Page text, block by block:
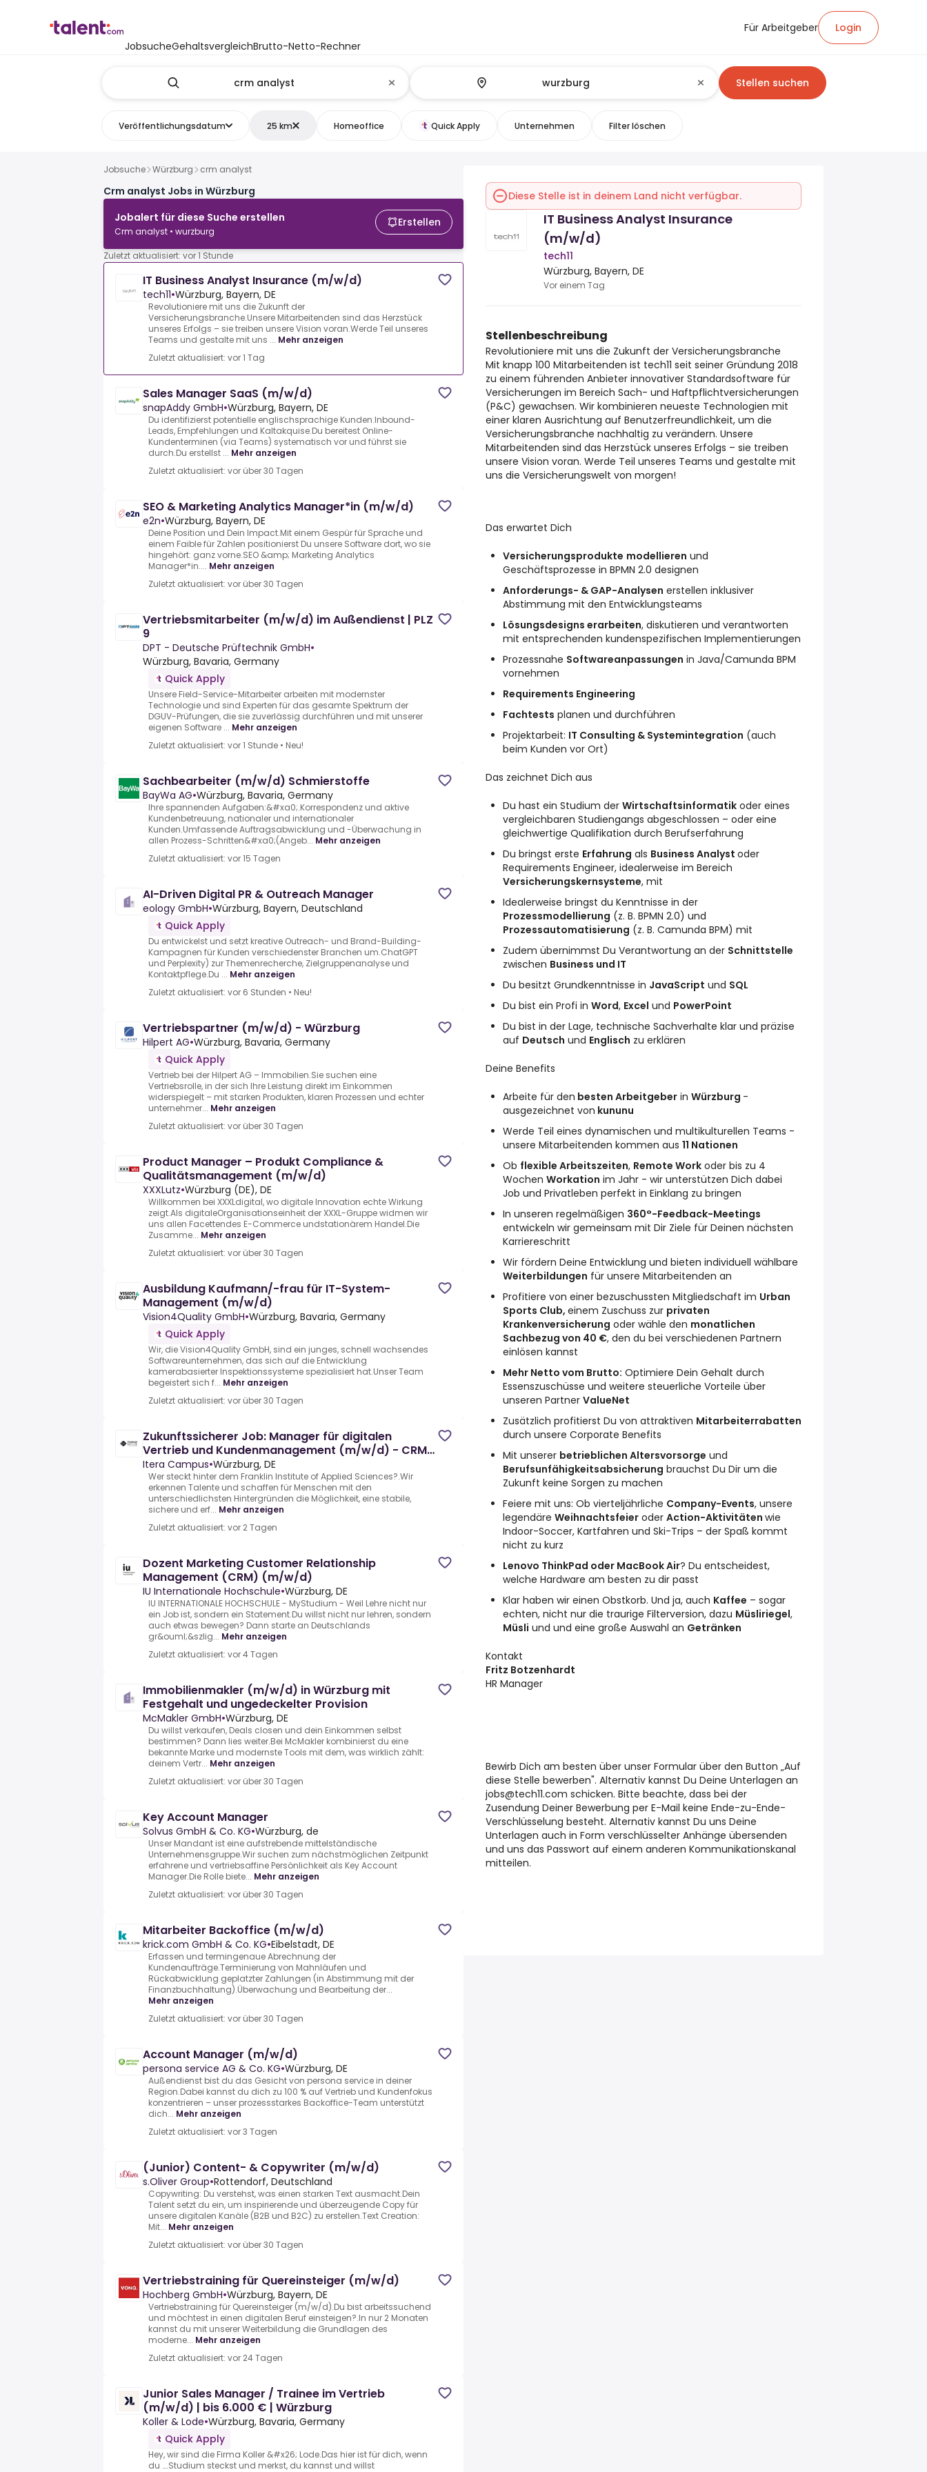
JobsucheGehaltsvergleichBrutto-Netto-Rechner
Für Arbeitgeber Login
Stellen suchen
Veröffentlichungsdatum 25 km Homeoffice Quick Apply Unternehmen Filter löschen
Jobsuche Würzburg crm analyst
Crm analyst Jobs in Würzburg
Jobalert für diese Suche erstellen
Crm analyst • wurzburg
Erstellen
Zuletzt aktualisiert: vor 1 Stunde
IT Business Analyst Insurance (m/w/d)
tech11•Würzburg, Bayern, DE
Revolutioniere mit uns die Zukunft der
Versicherungsbranche.Unsere Mitarbeitenden sind das Herzstück
unseres Erfolgs – sie treiben unsere Vision voran.Werde Teil unseres
Teams und gestalte mit uns ... Mehr anzeigen
Zuletzt aktualisiert: vor 1 Tag
Sales Manager SaaS (m/w/d)
snapAddy GmbH•Würzburg, Bayern, DE
Du identifizierst potentielle englischsprachige Kunden.Inbound-
Leads, Empfehlungen und Kaltakquise.Du bereitest Online-
Kundenterminen (via Teams) systematisch vor und führst sie
durch.Du erstellst ... Mehr anzeigen
Zuletzt aktualisiert: vor über 30 Tagen
SEO & Marketing Analytics Manager*in (m/w/d)
e2n•Würzburg, Bayern, DE
Deine Position und Dein Impact.Mit einem Gespür für Sprache und
einem Faible für Zahlen positionierst Du unsere Software dort, wo sie
hingehört: ganz vorne.SEO &amp; Marketing Analytics
Manager*in.... Mehr anzeigen
Zuletzt aktualisiert: vor über 30 Tagen
Vertriebsmitarbeiter (m/w/d) im Außendienst | PLZ
9
DPT - Deutsche Prüftechnik GmbH•
Würzburg, Bavaria, Germany
Quick Apply
Unsere Field-Service-Mitarbeiter arbeiten mit modernster
Technologie und sind Experten für das gesamte Spektrum der
DGUV-Prüfungen, die sie zuverlässig durchführen und mit unserer
eigenen Software ... Mehr anzeigen
Zuletzt aktualisiert: vor 1 Stunde • Neu!
Sachbearbeiter (m/w/d) Schmierstoffe
BayWa AG•Würzburg, Bavaria, Germany
Ihre spannenden Aufgaben:&#xa0;.Korrespondenz und aktive
Kundenbetreuung, nationaler und internationaler
Kunden.Umfassende Auftragsabwicklung und -Überwachung in
allen Prozess-Schritten&#xa0;(Angeb... Mehr anzeigen
Zuletzt aktualisiert: vor 15 Tagen
AI-Driven Digital PR & Outreach Manager
eology GmbH•Würzburg, Bayern, Deutschland
Quick Apply
Du entwickelst und setzt kreative Outreach- und Brand-Building-
Kampagnen für Kunden verschiedenster Branchen um.ChatGPT
und Perplexity) zur Themenrecherche, Zielgruppenanalyse und
Kontaktpflege.Du ... Mehr anzeigen
Zuletzt aktualisiert: vor 6 Stunden • Neu!
Vertriebspartner (m/w/d) - Würzburg
Hilpert AG•Würzburg, Bavaria, Germany
Quick Apply
Vertrieb bei der Hilpert AG – Immobilien.Sie suchen eine
Vertriebsrolle, in der sich Ihre Leistung direkt im Einkommen
widerspiegelt – mit starken Produkten, klaren Prozessen und echter
unternehmer... Mehr anzeigen
Zuletzt aktualisiert: vor über 30 Tagen
Product Manager – Produkt Compliance &
Qualitätsmanagement (m/w/d)
XXXLutz•Würzburg (DE), DE
Willkommen bei XXXLdigital, wo digitale Innovation echte Wirkung
zeigt.Als digitaleOrganisationseinheit der XXXL-Gruppe widmen wir
uns allen Facettendes E-Commerce undstationärem Handel.Die
Zusamme... Mehr anzeigen
Zuletzt aktualisiert: vor über 30 Tagen
Ausbildung Kaufmann/-frau für IT-System-
Management (m/w/d)
Vision4Quality GmbH•Würzburg, Bavaria, Germany
Quick Apply
Wir, die Vision4Quality GmbH, sind ein junges, schnell wachsendes
Softwareunternehmen, das sich auf die Entwicklung
kamerabasierter Inspektionssysteme spezialisiert hat.Unser Team
begeistert sich f... Mehr anzeigen
Zuletzt aktualisiert: vor über 30 Tagen
Zukunftssicherer Job: Manager für digitalen
Vertrieb und Kundenmanagement (m/w/d) - CRM-
Workflows &
Itera Campus•Würzburg, DE
Wer steckt hinter dem Franklin Institute of Applied Sciences?.Wir
erkennen Talente und schaffen für Menschen mit den
unterschiedlichsten Hintergründen die Möglichkeit, eine stabile,
sichere und erf... Mehr anzeigen
Zuletzt aktualisiert: vor 2 Tagen
Dozent Marketing Customer Relationship
Management (CRM) (m/w/d)
IU Internationale Hochschule•Würzburg, DE
IU INTERNATIONALE HOCHSCHULE - MyStudium - Weil Lehre nicht nur
ein Job ist, sondern ein Statement.Du willst nicht nur lehren, sondern
auch etwas bewegen? Dann starte an Deutschlands
gr&ouml;&szlig... Mehr anzeigen
Zuletzt aktualisiert: vor 4 Tagen
Immobilienmakler (m/w/d) in Würzburg mit
Festgehalt und ungedeckelter Provision
McMakler GmbH•Würzburg, DE
Du willst verkaufen, Deals closen und dein Einkommen selbst
bestimmen? Dann lies weiter.Bei McMakler kombinierst du eine
bekannte Marke und modernste Tools mit dem, was wirklich zählt:
deinem Vertr... Mehr anzeigen
Zuletzt aktualisiert: vor über 30 Tagen
Key Account Manager
Solvus GmbH & Co. KG•Würzburg, de
Unser Mandant ist eine aufstrebende mittelständische
Unternehmensgruppe.Wir suchen zum nächstmöglichen Zeitpunkt
erfahrene und vertriebsaffine Persönlichkeit als Key Account
Manager.Die Rolle biete... Mehr anzeigen
Zuletzt aktualisiert: vor über 30 Tagen
Mitarbeiter Backoffice (m/w/d)
krick.com GmbH & Co. KG•Eibelstadt, DE
Erfassen und termingenaue Abrechnung der
Kundenaufträge.Terminierung von Mahnläufen und
Rückabwicklung geplatzter Zahlungen (in Abstimmung mit der
Finanzbuchhaltung).Überwachung und Bearbeitung der...
Mehr anzeigen
Zuletzt aktualisiert: vor über 30 Tagen
Account Manager (m/w/d)
persona service AG & Co. KG•Würzburg, DE
Außendienst bist du das Gesicht von persona service in deiner
Region.Dabei kannst du dich zu 100 % auf Vertrieb und Kundenfokus
konzentrieren – unser prozessstarkes Backoffice-Team unterstützt
dich... Mehr anzeigen
Zuletzt aktualisiert: vor 3 Tagen
(Junior) Content- & Copywriter (m/w/d)
s.Oliver Group•Rottendorf, Deutschland
Copywriting: Du verstehst, was einen starken Text ausmacht.Dein
Talent setzt du ein, um inspirierende und überzeugende Copy für
unsere digitalen Kanäle (B2B und B2C) zu erstellen.Text Creation:
Mit... Mehr anzeigen
Zuletzt aktualisiert: vor über 30 Tagen
Vertriebstraining für Quereinsteiger (m/w/d)
Hochberg GmbH•Würzburg, Bayern, DE
Vertriebstraining für Quereinsteiger (m/w/d).Du bist arbeitssuchend
und möchtest in einen digitalen Beruf einsteigen?.In nur 2 Monaten
kannst du mit unserer Weiterbildung die Grundlagen des
moderne... Mehr anzeigen
Zuletzt aktualisiert: vor 24 Tagen
Junior Sales Manager / Trainee im Vertrieb
(m/w/d) | bis 6.000 € | Würzburg
Koller & Lode•Würzburg, Bavaria, Germany
Quick Apply
Hey, wir sind die Firma Koller &#x26; Lode.Das hier ist für dich, wenn
du ….Studium steckst und merkst, du kannst und willst
Diese Stelle ist in deinem Land nicht verfügbar.
IT Business Analyst Insurance
(m/w/d)
tech11
Würzburg, Bayern, DE
Vor einem Tag
Stellenbeschreibung
Revolutioniere mit uns die Zukunft der Versicherungsbranche
Mit knapp 100 Mitarbeitenden ist tech11 seit seiner Gründung 2018
zu einem führenden Anbieter innovativer Standardsoftware für
Versicherungen im Bereich Sach- und Haftpflichtversicherungen
(P&C) gewachsen. Wir kombinieren neueste Technologien mit
einer klaren Ausrichtung auf Benutzerfreundlichkeit, um die
Versicherungsbranche nachhaltig zu verändern. Unsere
Mitarbeitenden sind das Herzstück unseres Erfolgs – sie treiben
unsere Vision voran. Werde Teil unseres Teams und gestalte mit
uns die Versicherungswelt von morgen!
Das erwartet Dich
Versicherungsprodukte modellieren und
Geschäftsprozesse in BPMN 2.0 designen
Anforderungs- & GAP-Analysen erstellen inklusiver
Abstimmung mit den Entwicklungsteams
Lösungsdesigns erarbeiten, diskutieren und verantworten
mit entsprechenden kundenspezifischen Implementierungen
Prozessnahe Softwareanpassungen in Java/Camunda BPM
vornehmen
Requirements Engineering
Fachtests planen und durchführen
Projektarbeit: IT Consulting & Systemintegration (auch
beim Kunden vor Ort)
Das zeichnet Dich aus
Du hast ein Studium der Wirtschaftsinformatik oder eines
vergleichbaren Studiengangs abgeschlossen – oder eine
gleichwertige Qualifikation durch Berufserfahrung
Du bringst erste Erfahrung als Business Analyst oder
Requirements Engineer, idealerweise im Bereich
Versicherungskernsysteme, mit
Idealerweise bringst du Kenntnisse in der
Prozessmodellierung (z. B. BPMN 2.0) und
Prozessautomatisierung (z. B. Camunda BPM) mit
Zudem übernimmst Du Verantwortung an der Schnittstelle
zwischen Business und IT
Du besitzt Grundkenntnisse in JavaScript und SQL
Du bist ein Profi in Word, Excel und PowerPoint
Du bist in der Lage, technische Sachverhalte klar und präzise
auf Deutsch und Englisch zu erklären
Deine Benefits
Arbeite für den besten Arbeitgeber in Würzburg -
ausgezeichnet von kununu
Werde Teil eines dynamischen und multikulturellen Teams -
unsere Mitarbeitenden kommen aus 11 Nationen
Ob flexible Arbeitszeiten, Remote Work oder bis zu 4
Wochen Workation im Jahr - wir unterstützen Dich dabei
Job und Privatleben perfekt in Einklang zu bringen
In unseren regelmäßigen 360°-Feedback-Meetings
entwickeln wir gemeinsam mit Dir Ziele für Deinen nächsten
Karriereschritt
Wir fördern Deine Entwicklung und bieten individuell wählbare
Weiterbildungen für unsere Mitarbeitenden an
Profitiere von einer bezuschussten Mitgliedschaft im Urban
Sports Club, einem Zuschuss zur privaten
Krankenversicherung oder wähle den monatlichen
Sachbezug von 40 €, den du bei verschiedenen Partnern
einlösen kannst
Mehr Netto vom Brutto: Optimiere Dein Gehalt durch
Essenszuschüsse und weitere steuerliche Vorteile über
unseren Partner ValueNet
Zusätzlich profitierst Du von attraktiven Mitarbeiterrabatten
durch unsere Corporate Benefits
Mit unserer betrieblichen Altersvorsorge und
Berufsunfähigkeitsabsicherung brauchst Du Dir um die
Zukunft keine Sorgen zu machen
Feiere mit uns: Ob vierteljährliche Company-Events, unsere
legendäre Weihnachtsfeier oder Action-Aktivitäten wie
Indoor-Soccer, Kartfahren und Ski-Trips – der Spaß kommt
nicht zu kurz
Lenovo ThinkPad oder MacBook Air? Du entscheidest,
welche Hardware am besten zu dir passt
Klar haben wir einen Obstkorb. Und ja, auch Kaffee – sogar
echten, nicht nur die traurige Filterversion, dazu Müsliriegel,
Müsli und und eine große Auswahl an Getränken
Kontakt
Fritz Botzenhardt
HR Manager
Bewirb Dich am besten über unser Formular über den Button „Auf
diese Stelle bewerben". Alternativ kannst Du Deine Unterlagen an
jobs@tech11.com schicken. Bitte beachte, dass bei der
Zusendung Deiner Bewerbung per E-Mail keine Ende-zu-Ende-
Verschlüsselung besteht. Alternativ kannst Du uns Deine
Unterlagen auch in Form verschlüsselter Anhänge übersenden
und uns das Passwort auf einem anderen Kommunikationskanal
mitteilen.